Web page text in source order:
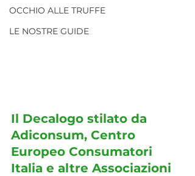
OCCHIO ALLE TRUFFE
LE NOSTRE GUIDE
Il Decalogo stilato da
Adiconsum, Centro
Europeo Consumatori
Italia e altre Associazioni